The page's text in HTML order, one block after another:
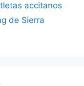
accitanos
de Sierra